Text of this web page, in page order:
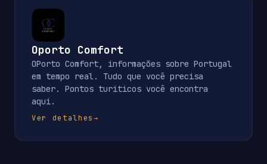
Oporto Comfort
OPorto Comfort, informações sobre Portugal
em tempo real. Tudo que você precisa
saber. Pontos turiticos você encontra
aqui.
Ver detalhes→